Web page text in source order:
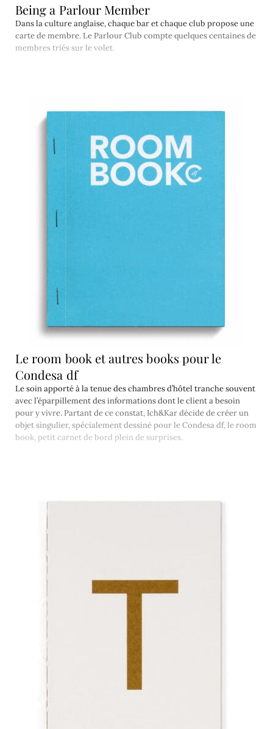
Being a Parlour Member
Dans la culture anglaise, chaque bar et chaque club propose une
carte de membre. Le Parlour Club compte quelques centaines de
membres triés sur le volet.
Le room book et autres books pour le
Condesa df
Le soin apporté à la tenue des chambres d’hôtel tranche souvent
avec l’éparpillement des informations dont le client a besoin
pour y vivre. Partant de ce constat, Ich&Kar décide de créer un
objet singulier, spécialement dessiné pour le Condesa df, le room
book, petit carnet de bord plein de surprises.